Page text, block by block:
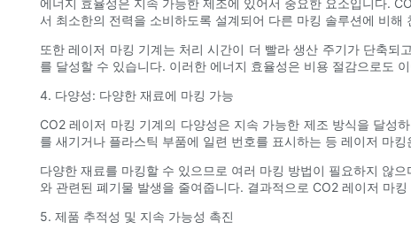
에너지 효율성은 지속 가능한 제조에 있어서 중요한 요소입니다.
서 최소한의 전력을 소비하도록 설계되어 다른 마킹 솔루션에 비해
또한 레이저 마킹 기계는 처리 시간이 더 빨라 생산 주기가 단축
를 달성할 수 있습니다. 이러한 에너지 효율성은 비용 절감으로도
4. 다양성: 다양한 재료에 마킹 가능
CO2 레이저 마킹 기계의 다양성은 지속 가능한 제조 방식을 달성
를 새기거나 플라스틱 부품에 일련 번호를 표시하는 등 레이저 마
다양한 재료를 마킹할 수 있으므로 여러 마킹 방법이 필요하지 않
와 관련된 폐기물 발생을 줄여줍니다. 결과적으로 CO2 레이저 마
5. 제품 추적성 및 지속 가능성 촉진